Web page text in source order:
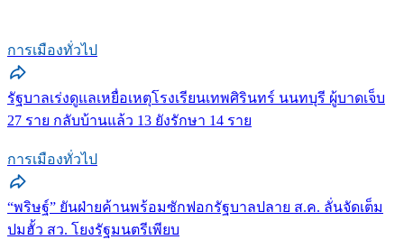
การเมืองทั่วไป
รัฐบาลเร่งดูแลเหยื่อเหตุโรงเรียนเทพศิรินทร์ นนทบุรี ผู้บาดเจ็บ
27 ราย กลับบ้านแล้ว 13 ยังรักษา 14 ราย
การเมืองทั่วไป
“พริษฐ์” ยันฝ่ายค้านพร้อมซักฟอกรัฐบาลปลาย ส.ค. ลั่นจัดเต็ม
ปมฮั้ว สว. โยงรัฐมนตรีเพียบ